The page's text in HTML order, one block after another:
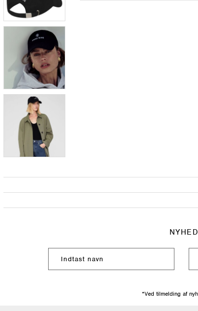
*Ved tilmelding af